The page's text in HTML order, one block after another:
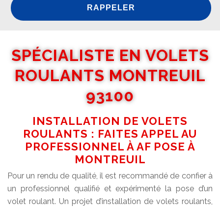
SPÉCIALISTE EN VOLETS
ROULANTS MONTREUIL
93100
INSTALLATION DE VOLETS
ROULANTS : FAITES APPEL AU
PROFESSIONNEL À AF POSE À
MONTREUIL
Pour un rendu de qualité, il est recommandé de confier à
un professionnel qualifié et expérimenté la pose d’un
volet roulant. Un projet d’installation de volets roulants,